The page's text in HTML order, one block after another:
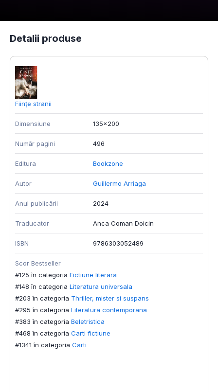
Detalii produse
Ființe stranii
Dimensiune 135x200
Număr pagini 496
Editura Bookzone
Autor Guillermo Arriaga
Anul publicării 2024
Traducator Anca Coman Doicin
ISBN 9786303052489
Scor Bestseller
#125 în categoria Fictiune literara
#148 în categoria Literatura universala
#203 în categoria Thriller, mister si suspans
#295 în categoria Literatura contemporana
#383 în categoria Beletristica
#468 în categoria Carti fictiune
#1341 în categoria Carti